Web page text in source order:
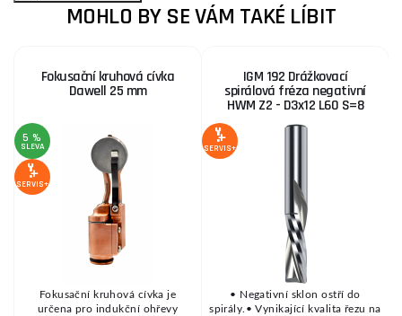
MOHLO BY SE VÁM TAKÉ LÍBIT
Fokusační kruhová cívka
Dawell 25 mm
5 %
SLEVA
SERVIS+
Fokusační kruhová cívka je
určena pro indukční ohřevy
IGM 192 Drážkovací
spirálová fréza negativní
HWM Z2 - D3x12 L60 S=8
SERVIS+
• Negativní sklon ostří do
spirály.• Vynikající kvalita řezu na